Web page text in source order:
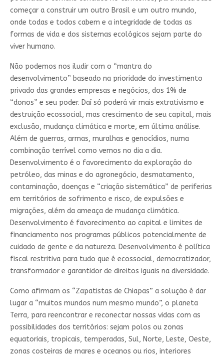
começar a construir um outro Brasil e um outro mundo,
onde todas e todos cabem e a integridade de todas as
formas de vida e dos sistemas ecológicos sejam parte do
viver humano.
Não podemos nos iludir com o “mantra do
desenvolvimento” baseado na prioridade do investimento
privado das grandes empresas e negócios, dos 1% de
“donos” e seu poder. Daí só poderá vir mais extrativismo e
destruição ecossocial, mas crescimento de seu capital, mais
exclusão, mudança climática e morte, em última análise.
Além de guerras, armas, muralhas e genocídios, numa
combinação terrível como vemos no dia a dia.
Desenvolvimento é o favorecimento da exploração do
petróleo, das minas e do agronegócio, desmatamento,
contaminação, doenças e “criação sistemática” de periferias
em territórios de sofrimento e risco, de expulsões e
migrações, além da ameaça de mudança climática.
Desenvolvimento é favorecimento ao capital e limites de
financiamento nos programas públicos potencialmente de
cuidado de gente e da natureza. Desenvolvimento é política
fiscal restritiva para tudo que é ecossocial, democratizador,
transformador e garantidor de direitos iguais na diversidade.
Como afirmam os “Zapatistas de Chiapas” a solução é dar
lugar a “muitos mundos num mesmo mundo”, o planeta
Terra, para reencontrar e reconectar nossas vidas com as
possibilidades dos territórios: sejam polos ou zonas
equatoriais, tropicais, temperadas, Sul, Norte, Leste, Oeste,
zonas costeiras de mares e oceanos ou rios, interiores